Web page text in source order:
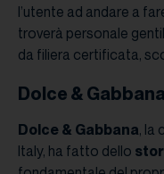
l’utente ad andare a
troverà personale
da filiera certificata,
Dolce & Gabbana
Dolce & Gabbana, la
Italy, ha fatto dello